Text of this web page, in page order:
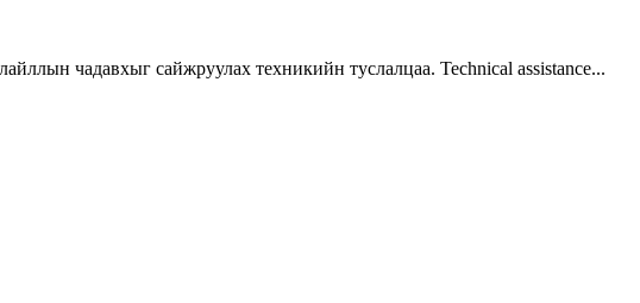
чадавхыг сайжруулах техникийн туслалцаа. Technical assistance...